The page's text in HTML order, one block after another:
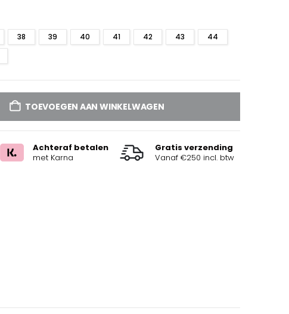
38 39 40 41 42 43
44
TOEVOEGEN AAN WINKELWAGEN
Achteraf betalen
met Karna
Gratis verzending
Vanaf €250 incl. btw